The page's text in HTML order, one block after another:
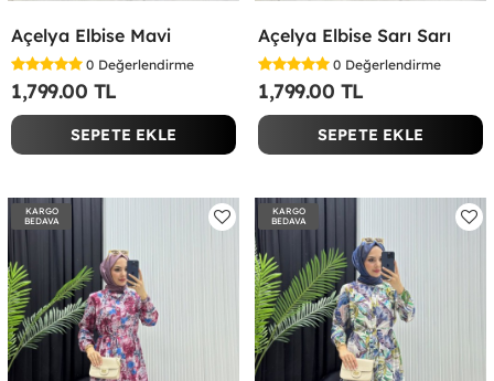
Açelya Elbise Mavi
0 Değerlendirme
1,799.00 TL
SEPETE EKLE
Açelya Elbise Sarı Sarı
0 Değerlendirme
1,799.00 TL
SEPETE EKLE
KARGO
BEDAVA
KARGO
BEDAVA